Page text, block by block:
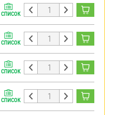
СПИСОК
СПИСОК
СПИСОК
СПИСОК